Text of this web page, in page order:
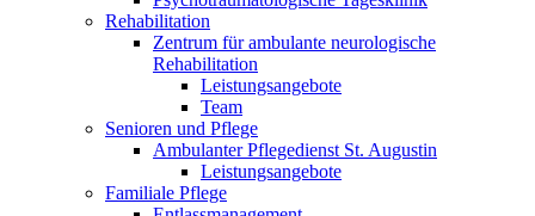
Rehabilitation
Zentrum für ambulante neurologische
Rehabilitation
Leistungsangebote
Team
Senioren und Pflege
Ambulanter Pflegedienst St. Augustin
Leistungsangebote
Familiale Pflege